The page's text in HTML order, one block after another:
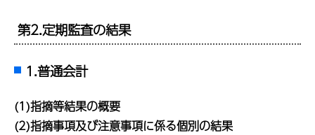
第2.定期監査の結果
1.普通会計
(1)指摘等結果の概要
(2)指摘事項及び注意事項に係る個別の結果